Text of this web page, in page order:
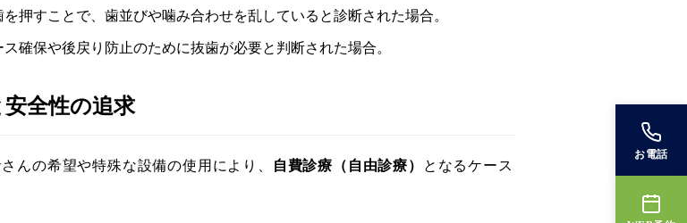
お電話
押すことで、歯並びや噛み合わせを乱していると診断された場合。
確保や後戻り防止のために抜歯が必要と判断された場合。
全性の追求
んの希望や特殊な設備の使用により、 自費診療（自由診療）
となるケース